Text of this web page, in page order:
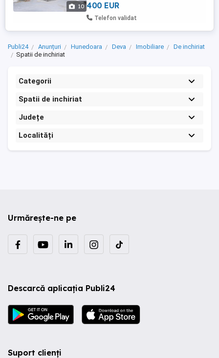
10 400 EUR
Telefon validat
Publi24 Anunțuri Hunedoara Deva Imobiliare
De inchiriat
Spatii de inchiriat
Categorii
Spatii de inchiriat
Județe
Localități
Urmărește-ne pe
Descarcă aplicația Publi24
Suport clienți